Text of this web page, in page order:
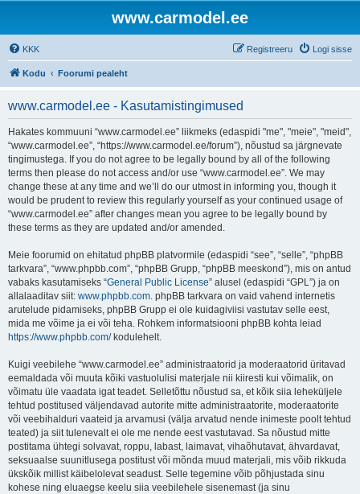
www.carmodel.ee
KKK Logi sisse
Registreeru
Kodu Foorumi pealeht
www.carmodel.ee - Kasutamistingimused
Hakates kommuuni “www.carmodel.ee” liikmeks (edaspidi "me", "meie", "meid",
“www.carmodel.ee”, “https://www.carmodel.ee/forum”), nõustud sa järgnevate
tingimustega. If you do not agree to be legally bound by all of the following
terms then please do not access and/or use “www.carmodel.ee”. We may
change these at any time and we’ll do our utmost in informing you, though it
would be prudent to review this regularly yourself as your continued usage of
“www.carmodel.ee” after changes mean you agree to be legally bound by
these terms as they are updated and/or amended.
Meie foorumid on ehitatud phpBB platvormile (edaspidi “see”, “selle”, “phpBB
tarkvara”, “www.phpbb.com”, “phpBB Grupp, “phpBB meeskond”), mis on antud
vabaks kasutamiseks “General Public License” alusel (edaspidi “GPL”) ja on
allalaaditav siit: www.phpbb.com. phpBB tarkvara on vaid vahend internetis
arutelude pidamiseks, phpBB Grupp ei ole kuidagiviisi vastutav selle eest,
mida me võime ja ei või teha. Rohkem informatsiooni phpBB kohta leiad
https://www.phpbb.com/kodulehelt.
Kuigi veebilehe “www.carmodel.ee” administraatorid ja moderaatorid üritavad
eemaldada või muuta kõiki vastuolulisi materjale nii kiiresti kui võimalik, on
võimatu üle vaadata igat teadet. Selletõttu nõustud sa, et kõik siia leheküljele
tehtud postitused väljendavad autorite mitte administraatorite, moderaatorite
või veebihalduri vaateid ja arvamusi (välja arvatud nende inimeste poolt tehtud
teated) ja siit tulenevalt ei ole me nende eest vastutavad. Sa nõustud mitte
postitama ühtegi solvavat, roppu, labast, laimavat, vihaõhutavat, ähvardavat,
seksuaalse suunitlusega postitust või mõnda muud materjali, mis võib rikkuda
ükskõik millist käibelolevat seadust. Selle tegemine võib põhjustada sinu
kohese ning eluaegse keelu siia veebilehele sisenemast (ja sinu